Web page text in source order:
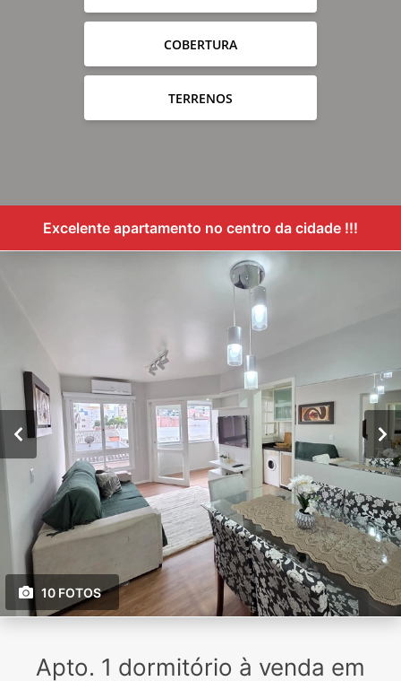
COBERTURA
TERRENOS
Excelente apartamento no centro da cidade !!!
10 FOTOS
Apto. 1 dormitório à venda em